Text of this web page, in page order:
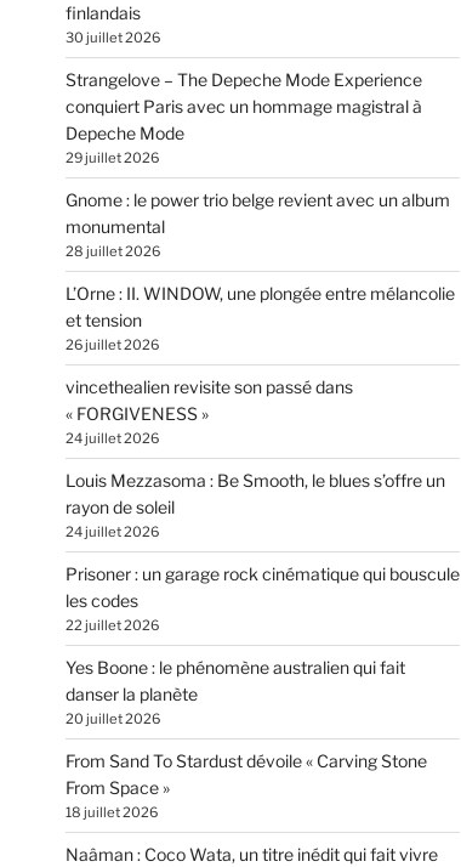
finlandais
30 juillet 2026
Strangelove – The Depeche Mode Experience
conquiert Paris avec un hommage magistral à
Depeche Mode
29 juillet 2026
Gnome : le power trio belge revient avec un album
monumental
28 juillet 2026
L’Orne : II. WINDOW, une plongée entre mélancolie
et tension
26 juillet 2026
vincethealien revisite son passé dans
« FORGIVENESS »
24 juillet 2026
Louis Mezzasoma : Be Smooth, le blues s’offre un
rayon de soleil
24 juillet 2026
Prisoner : un garage rock cinématique qui bouscule
les codes
22 juillet 2026
Yes Boone : le phénomène australien qui fait
danser la planète
20 juillet 2026
From Sand To Stardust dévoile « Carving Stone
From Space »
18 juillet 2026
Naâman : Coco Wata, un titre inédit qui fait vivre